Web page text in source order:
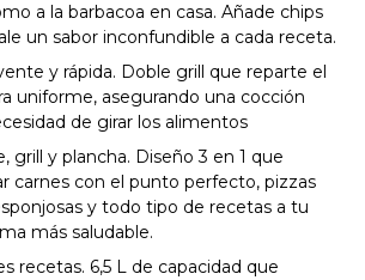
a la barbacoa en casa. Añade chips
un sabor inconfundible a cada receta.
y rápida. Doble grill que reparte el
uniforme, asegurando una cocción
de girar los alimentos
grill y plancha. Diseño 3 en 1 que
carnes con el punto perfecto, pizzas
y todo tipo de recetas a tu
más saludable.
recetas. 6,5 L de capacidad que